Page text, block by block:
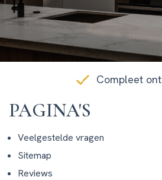
Compleet
PAGINA'S
Veelgestelde vragen
Sitemap
Reviews